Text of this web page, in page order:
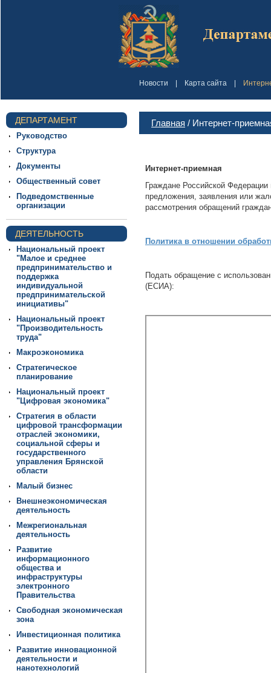
Новости Карта сайта
ДЕПАРТАМЕНТ
Руководство
Структура
Документы
Общественный совет
Подведомственные
организации
ДЕЯТЕЛЬНОСТЬ
Национальный проект
"Малое и среднее
предпринимательство и
поддержка
индивидуальной
предпринимательской
инициативы"
Национальный проект
"Производительность
труда"
Макроэкономика
Стратегическое
планирование
Национальный проект
"Цифровая экономика"
Стратегия в области
цифровой трансформации
отраслей экономики,
социальной сферы и
государственного
управления Брянской
области
Малый бизнес
Внешнеэкономическая
деятельность
Межрегиональная
деятельность
Развитие
информационного
общества и
инфраструктуры
электронного
Правительства
Свободная экономическая
зона
Инвестиционная политика
Развитие инновационной
деятельности и
нанотехнологий
Главная / Интернет-
Интернет-приемная
Граждане Российской Федерации
предложения, заявления или
рассмотрения обращений
Политика в отношении
Подать обращение с
(ЕСИА):